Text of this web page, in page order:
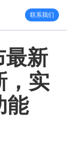
联系我们
新
，实
能